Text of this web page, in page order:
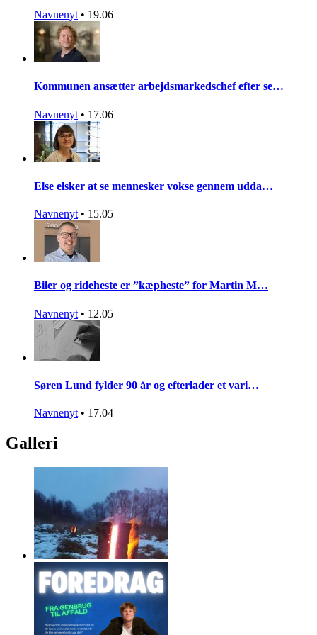
Navnenyt • 19.06
Kommunen ansætter arbejdsmarkedschef efter se…
Navnenyt • 17.06
Else elsker at se mennesker vokse gennem udda…
Navnenyt • 15.05
Biler og rideheste er ”kæpheste” for Martin M…
Navnenyt • 12.05
Søren Lund fylder 90 år og efterlader et vari…
Navnenyt • 17.04
Galleri